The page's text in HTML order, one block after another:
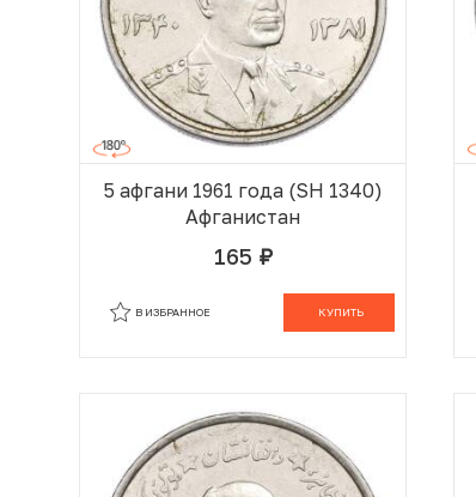
5 афгани 1961 года (SH 1340)
Афганистан
165 руб.
КУПИТЬ
В ИЗБРАННОЕ